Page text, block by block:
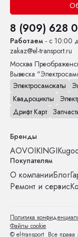
8 (909) 628
Работаем - с 10:00
zakaz@el-transport.ru
Москва
Вывеска
Электросамокаты
Квадроциклы
Дрифт Карт
Бренды
AOVOIKINGI
Покупателям
О компанииБлог
Ремонт и сервис
© el-transport Все
Политика
Файлы cookie